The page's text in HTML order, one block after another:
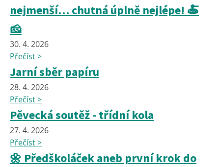
nejmenší… chutná úplně nejlépe! 🍝
🧀
30. 4. 2026
Přečíst >
Jarní sběr papíru
28. 4. 2026
Přečíst >
Pěvecká soutěž - třídní kola
27. 4. 2026
Přečíst >
🌼 Předškoláček aneb první krok do